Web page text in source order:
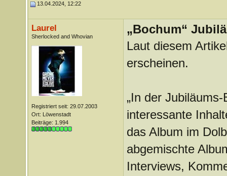
13.04.2024, 12:22
Laurel
Sherlocked and Whovian
Registriert seit: 29.07.2003
Ort: Löwenstadt
Beiträge: 1.994
„Bochum“
Laut diesem
erscheinen.
„In der
interessante
das Album im
abgemischte
Interviews,